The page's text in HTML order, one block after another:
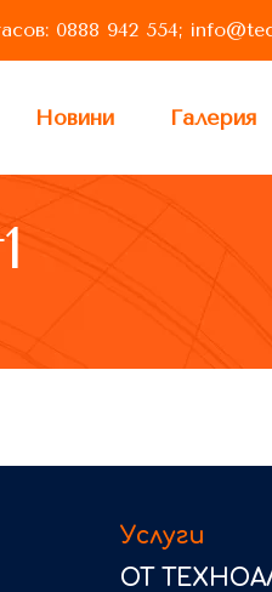
0888 942 554;
Новини Галерия
Услуги
ОТ